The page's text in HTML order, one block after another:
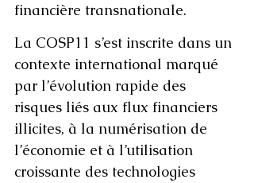
financière transnationale.
La COSP11 s’est inscrite dans un
contexte international marqué
par l’évolution rapide des
risques liés aux flux financiers
illicites, à la numérisation de
l’économie et à l’utilisation
croissante des technologies